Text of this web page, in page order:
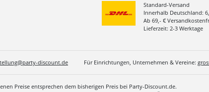
Standard-Versand
Innerhalb Deutschland:
Ab 69,- €
Lieferzeit: 2-3 Werktage
discount.de Für Einrichtungen, Unternehmen & Vereine:
Preise entsprechen dem bisherigen Preis bei Party-Discount.de.